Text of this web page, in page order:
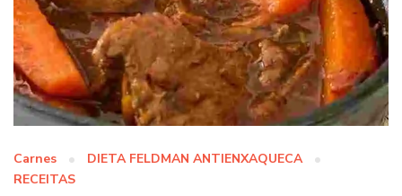
Carnes
DIETA FELDMAN ANTIENXAQUECA
RECEITAS